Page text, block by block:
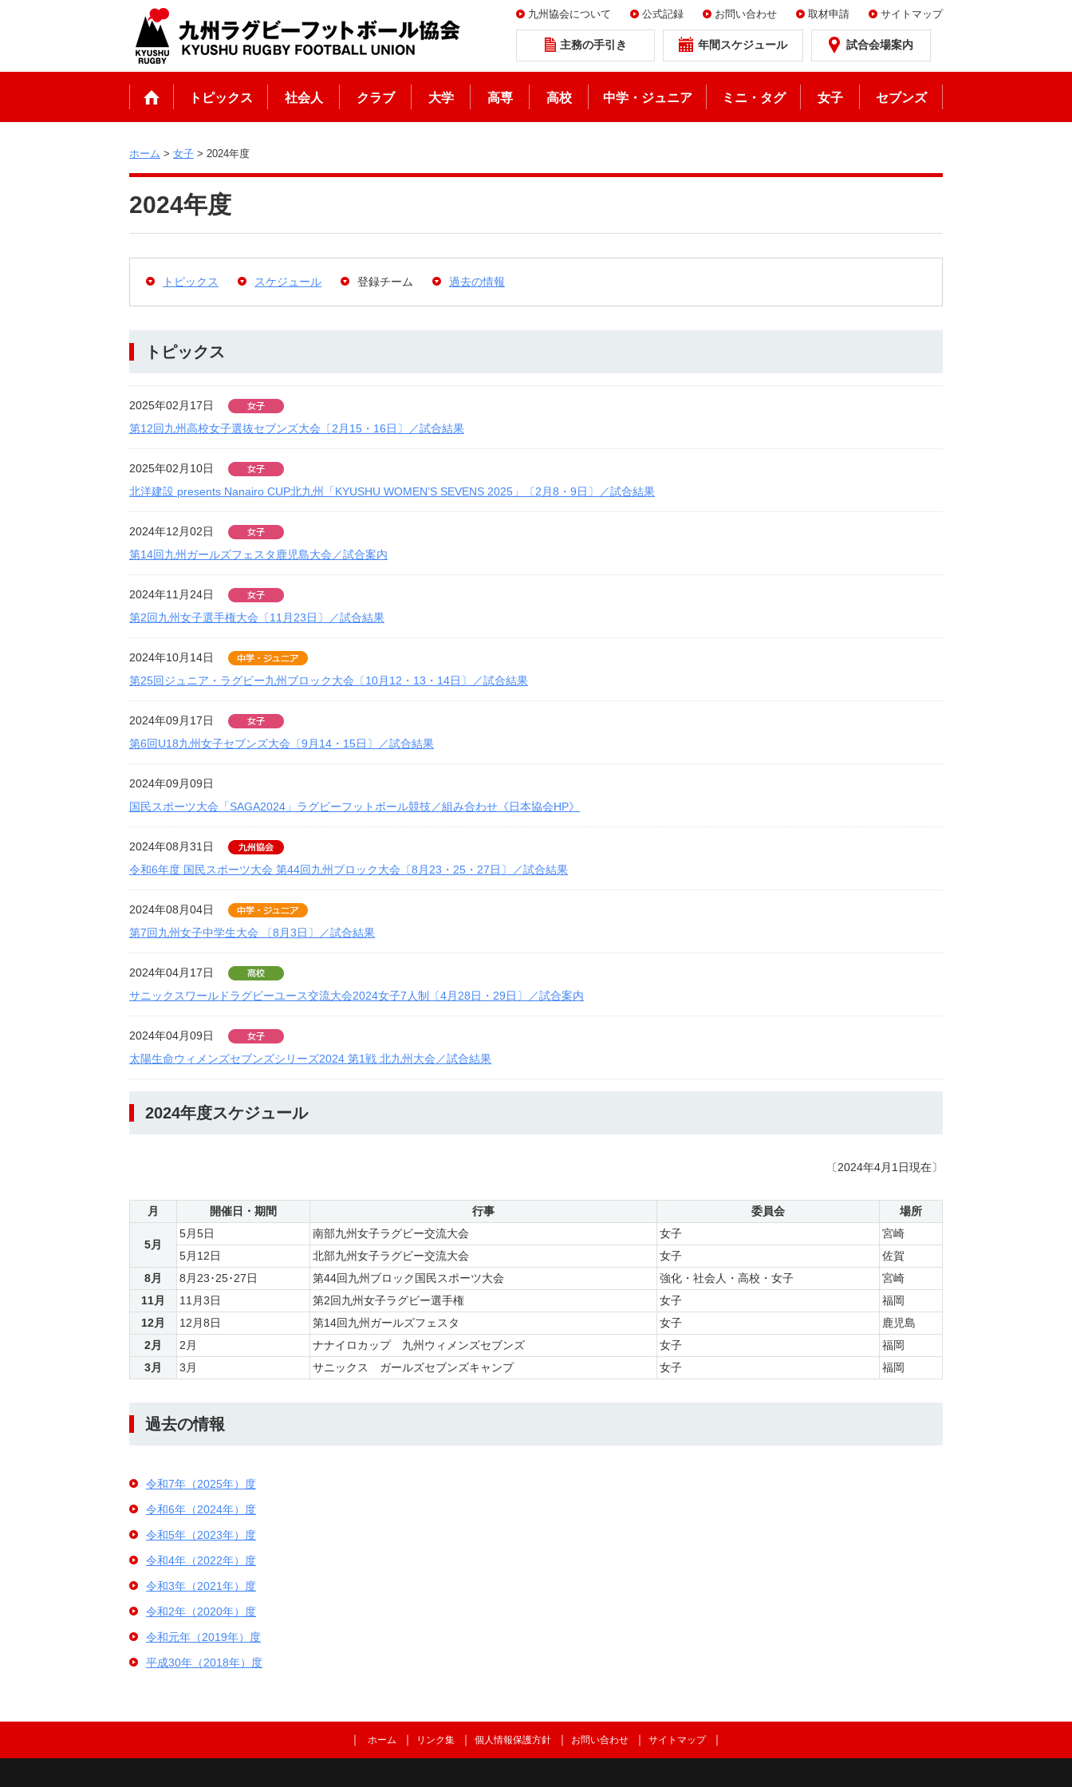
九州協会について 公式記録 お問い合わせ 取材申請 サイトマップ
主務の手引き 年間スケジュール 試合会場案内
トピックス 社会人 クラブ 大学 高専 高校 中学・ジュニア ミニ・タグ 女子 セブンズ
ホーム > 女子 > 2024年度
2024年度
トピックス スケジュール 登録チーム 過去の情報
トピックス
2025年02月17日
第12回九州高校女子選抜セブンズ大会〔2月15・16日〕／試合結果
2025年02月10日
北洋建設 presents Nanairo CUP北九州「KYUSHU WOMEN’S SEVENS 2025」〔2月8・9日〕／試合結果
2024年12月02日
第14回九州ガールズフェスタ鹿児島大会／試合案内
2024年11月24日
第2回九州女子選手権大会〔11月23日〕／試合結果
2024年10月14日
第25回ジュニア・ラグビー九州ブロック大会〔10月12・13・14日〕／試合結果
2024年09月17日
第6回U18九州女子セブンズ大会〔9月14・15日〕／試合結果
2024年09月09日
国民スポーツ大会「SAGA2024」ラグビーフットボール競技／組み合わせ《日本協会HP》
2024年08月31日
令和6年度 国民スポーツ大会 第44回九州ブロック大会〔8月23・25・27日〕／試合結果
2024年08月04日
第7回九州女子中学生大会 〔8月3日〕／試合結果
2024年04月17日
サニックスワールドラグビーユース交流大会2024女子7人制〔4月28日・29日〕／試合案内
2024年04月09日
太陽生命ウィメンズセブンズシリーズ2024 第1戦 北九州大会／試合結果
2024年度スケジュール
〔2024年4月1日現在〕
月 開催日・期間 行事 委員会 場所
5月
5月5日 南部九州女子ラグビー交流大会 女子
宮崎
5月12日
北部九州女子ラグビー交流大会 女子
佐賀
8月
8月23･25･27日 第44回九州ブロック国民スポーツ大会 強化・社会人・高校・女子
宮崎
11月
11月3日 第2回九州女子ラグビー選手権 女子
福岡
12月
12月8日 第14回九州ガールズフェスタ 女子
鹿児島
2月
2月 ナナイロカップ 九州ウィメンズセブンズ 女子
福岡
3月
3月 サニックス ガールズセブンズキャンプ 女子 福岡
過去の情報
令和7年（2025年）度
令和6年（2024年）度
令和5年（2023年）度
令和4年（2022年）度
令和3年（2021年）度
令和2年（2020年）度
令和元年（2019年）度
平成30年（2018年）度
ホーム リンク集 個人情報保護方針 お問い合わせ サイトマップ